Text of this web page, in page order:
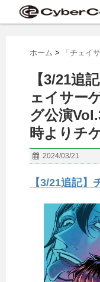
ホーム > 「チェイ
【3/21追
ェイサー
グ公演
時よりチ
2024/03/21
【3/21追記】